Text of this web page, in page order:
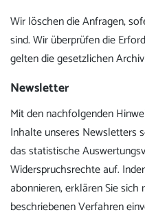
Wir löschen die Anfragen,
sind. Wir überprüfen die
gelten die gesetzlichen
Newsletter
Mit den nachfolgenden
Inhalte unseres Newsletters
das statistische
Widerspruchsrechte auf.
abonnieren, erklären Sie
beschriebenen Verfahren